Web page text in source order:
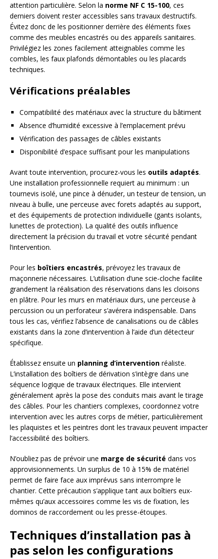
attention particulière. Selon la norme NF C 15-100, ces
derniers doivent rester accessibles sans travaux destructifs.
Évitez donc de les positionner derrière des éléments fixes
comme des meubles encastrés ou des appareils sanitaires.
Privilégiez les zones facilement atteignables comme les
combles, les faux plafonds démontables ou les placards
techniques.
Vérifications préalables
Compatibilité des matériaux avec la structure du bâtiment
Absence d’humidité excessive à l’emplacement prévu
Vérification des passages de câbles existants
Disponibilité d’espace suffisant pour les manipulations
Avant toute intervention, procurez-vous les outils adaptés.
Une installation professionnelle requiert au minimum : un
tournevis isolé, une pince à dénuder, un testeur de tension, un
niveau à bulle, une perceuse avec forets adaptés au support,
et des équipements de protection individuelle (gants isolants,
lunettes de protection). La qualité des outils influence
directement la précision du travail et votre sécurité pendant
l’intervention.
Pour les boîtiers encastrés, prévoyez les travaux de
maçonnerie nécessaires. L’utilisation d’une scie-cloche facilite
grandement la réalisation des réservations dans les cloisons
en plâtre. Pour les murs en matériaux durs, une perceuse à
percussion ou un perforateur s’avérera indispensable. Dans
tous les cas, vérifiez l’absence de canalisations ou de câbles
existants dans la zone d’intervention à l’aide d’un détecteur
spécifique.
Établissez ensuite un planning d’intervention réaliste.
L’installation des boîtiers de dérivation s’intègre dans une
séquence logique de travaux électriques. Elle intervient
généralement après la pose des conduits mais avant le tirage
des câbles. Pour les chantiers complexes, coordonnez votre
intervention avec les autres corps de métier, particulièrement
les plaquistes et les peintres dont les travaux peuvent impacter
l’accessibilité des boîtiers.
N’oubliez pas de prévoir une marge de sécurité dans vos
approvisionnements. Un surplus de 10 à 15% de matériel
permet de faire face aux imprévus sans interrompre le
chantier. Cette précaution s’applique tant aux boîtiers eux-
mêmes qu’aux accessoires comme les vis de fixation, les
dominos de raccordement ou les presse-étoupes.
Techniques d’installation pas à
pas selon les configurations